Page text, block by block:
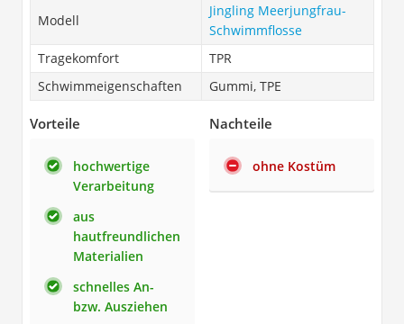
Modell
Jingling Meerjungfrau-
Schwimmflosse
Tragekomfort
TPR
Schwimmeigenschaften
Gummi, TPE
Vorteile
hochwertige
Verarbeitung
aus
hautfreundlichen
Materialien
schnelles An-
bzw. Ausziehen
Nachteile
ohne Kostüm